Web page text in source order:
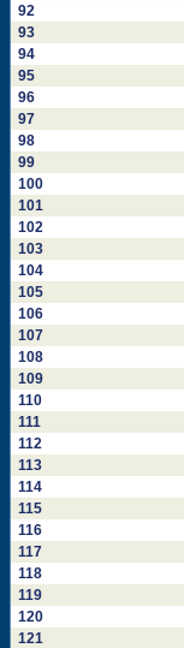
92
93
94
95
96
97
98
99
100
101
102
103
104
105
106
107
108
109
110
111
112
113
114
115
116
117
118
119
120
121